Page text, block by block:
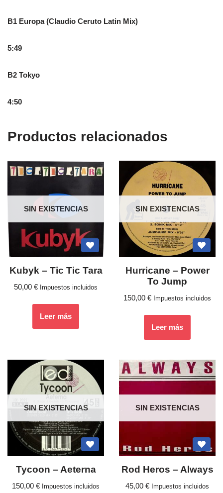
B1 Europa (Claudio Ceruto Latin Mix)
5:49
B2 Tokyo
4:50
Productos relacionados
SIN EXISTENCIAS
Kubyk – Tic Tic Tara
50,00 € Impuestos incluidos
Leer más
SIN EXISTENCIAS
Hurricane – Power
To Jump
150,00 € Impuestos incluidos
Leer más
SIN EXISTENCIAS
Tycoon – Aeterna
150,00 € Impuestos incluidos
SIN EXISTENCIAS
Rod Heros – Always
45,00 € Impuestos incluidos